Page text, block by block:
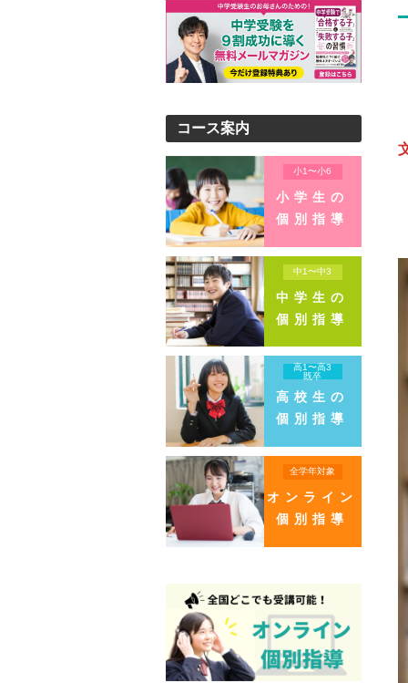
コース案内
小1〜小6
小学生の
個別指導
中1〜中3
中学生の
個別指導
高1〜高3
既卒
高校生の
個別指導
全学年対象
オンライン
個別指導